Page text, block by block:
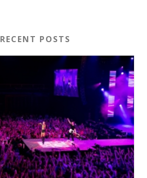
RECENT POSTS